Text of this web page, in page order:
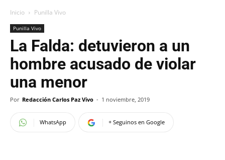
Inicio Punilla Vivo
Punilla Vivo
La Falda: detuvieron a un
hombre acusado de violar
una menor
Por Redacción Carlos Paz Vivo - 1 noviembre, 2019
WhatsApp + Seguinos en Google